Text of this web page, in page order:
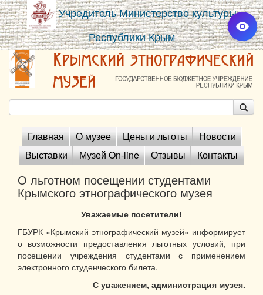
Учредитель Министерство культуры
Республики Крым
Главная О музее Цены и льготы
Новости
Выставки
Музей On-line Отзывы Контакты
О льготном посещении студентами
Крымского этнографического музея
Уважаемые посетители!
ГБУРК «Крымский этнографический музей» информирует
о возможности предоставления льготных условий, при
посещении учреждения студентами с применением
электронного студенческого билета.
С уважением, администрация музея.